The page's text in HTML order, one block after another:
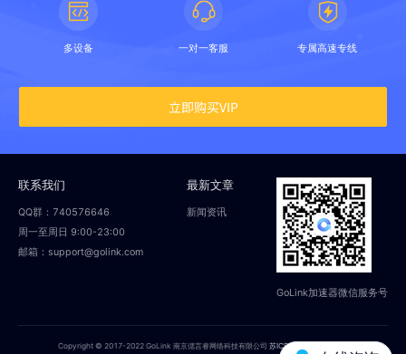
多设备 一对一客服 专属高速专线
立即购买VIP
联系我们
QQ群：740576646
周一至周日 9:00-23:00
邮箱：support@golink.com
最新文章
新闻资讯
GoLink加速器微信服务号
Copyright © 2017-2022 GoLink 南京偲言睿网络科技有限公司苏ICP备18014251号-2